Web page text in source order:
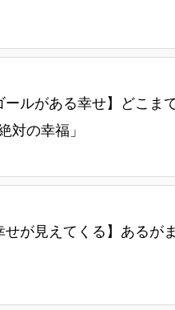
ルがある幸せ】どこま
対の幸福」
が見えてくる】あるが